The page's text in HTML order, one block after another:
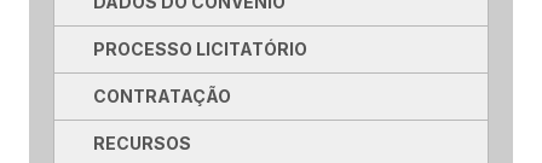
PROCESSO LICITATÓRIO
CONTRATAÇÃO
RECURSOS